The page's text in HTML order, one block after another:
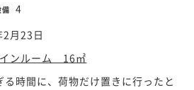
備 4
月23日
ンルーム 16㎡
時間に、荷物だけ置きに行ったと